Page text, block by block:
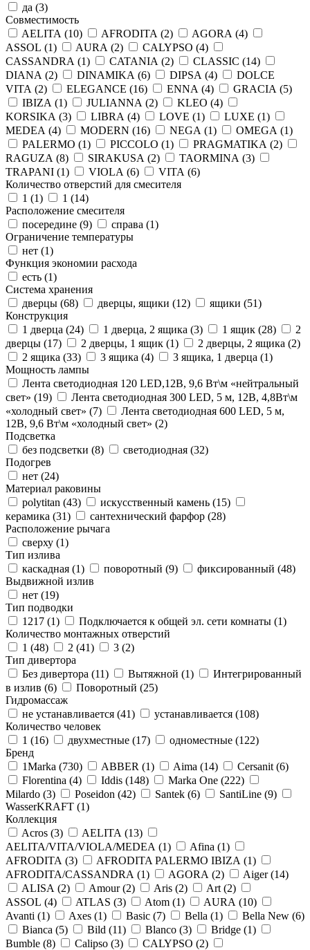
да (3)
Совместимость
AELITA (10) AFRODITA (2) AGORA (4)
ASSOL (1) AURA (2) CALYPSO (4)
CASSANDRA (1) CATANIA (2) CLASSIC (14)
DIANA (2) DINAMIKA (6) DIPSA (4)
DOLCE
VITA (2) ELEGANCE (16) ENNA (4) GRACIA (5)
IBIZA (1) JULIANNA (2) KLEO (4)
KORSIKA (3) LIBRA (4) LOVE (1) LUXE (1)
MEDEA (4) MODERN (16) NEGA (1) OMEGA (1)
PALERMO (1) PICCOLO (1) PRAGMATIKA (2)
RAGUZA (8) SIRAKUSA (2) TAORMINA (3)
TRAPANI (1) VIOLA (6) VITA (6)
Количество отверстий для смесителя
1 (1) 1 (14)
Расположение смесителя
посередине (9) справа (1)
Ограничение температуры
нет (1)
Функция экономии расхода
есть (1)
Система хранения
дверцы (68) дверцы, ящики (12) ящики (51)
Конструкция
1 дверца (24) 1 дверца, 2 ящика (3) 1 ящик (28)
2
дверцы (17) 2 дверцы, 1 ящик (1) 2 дверцы, 2 ящика (2)
2 ящика (33) 3 ящика (4) 3 ящика, 1 дверца (1)
Мощность лампы
Лента светодиодная 120 LED,12В, 9,6 Вт\м «нейтральный
свет» (19)
Лента светодиодная 300 LED, 5 м, 12В, 4,8Вт\м
«холодный свет» (7)
Лента светодиодная 600 LED, 5 м,
12В, 9,6 Вт\м «холодный свет» (2)
Подсветка
без подсветки (8) светодиодная (32)
Подогрев
нет (24)
Материал раковины
polytitan (43) искусственный камень (15)
керамика (31) сантехнический фарфор (28)
Расположение рычага
сверху (1)
Тип излива
каскадная (1) поворотный (9) фиксированный (48)
Выдвижной излив
нет (19)
Тип подводки
1217 (1) Подключается к общей эл. сети комнаты (1)
Количество монтажных отверстий
1 (48) 2 (41) 3 (2)
Тип дивертора
Без дивертора (11) Вытяжной (1)
Интегрированный
в излив (6) Поворотный (25)
Гидромассаж
не устанавливается (41) устанавливается (108)
Количество человек
1 (16) двухместные (17) одноместные (122)
Бренд
1Marka (730) ABBER (1) Aima (14) Cersanit (6)
Florentina (4) Iddis (148) Marka One (222)
Milardo (3) Poseidon (42) Santek (6) SantiLine (9)
WasserKRAFT (1)
Коллекция
Acros (3) AELITA (13)
AELITA/VITA/VIOLA/MEDEA (1) Afina (1)
AFRODITA (3) AFRODITA PALERMO IBIZA (1)
AFRODITA/CASSANDRA (1) AGORA (2) Aiger (14)
ALISA (2) Amour (2) Aris (2) Art (2)
ASSOL (4) ATLAS (3) Atom (1) AURA (10)
Avanti (1) Axes (1) Basic (7) Bella (1) Bella New (6)
Bianca (5) Bild (11) Blanco (3) Bridge (1)
Bumble (8) Calipso (3) CALYPSO (2)